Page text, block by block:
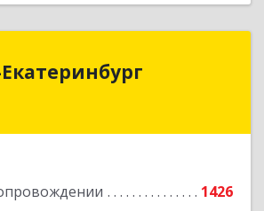
1426
Прайм-1С-Екатеринбург
обл, Екатеринбург г, 8